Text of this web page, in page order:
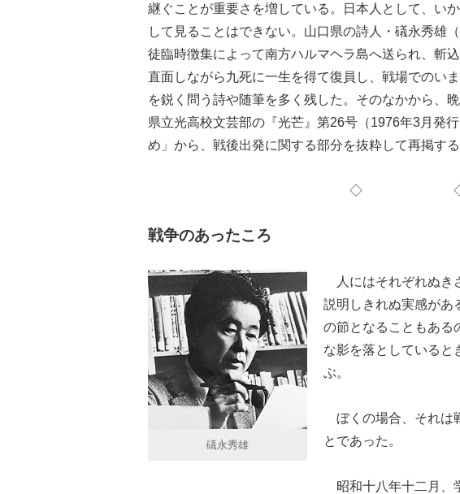
継ぐことが重要さを増している。日本人として、い
して見ることはできない。山口県の詩人・礒永秀雄
徒臨時徴集によって南方ハルマヘラ島へ送られ、斬
直面しながら九死に一生を得て復員し、戦場でのい
を鋭く問う詩や随筆を多く残した。そのなかから、
県立光高校文芸部の『光芒』第26号（1976年3月発
め」から、戦後出発に関する部分を抜粋して再掲する
◇
戦争のあったころ
礒永秀雄
人にはそれぞれぬき
説明しきれぬ実感があ
の節となることもある
な影を落としていると
ぶ。
ぼくの場合、それは
とであった。
昭和十八年十二月、